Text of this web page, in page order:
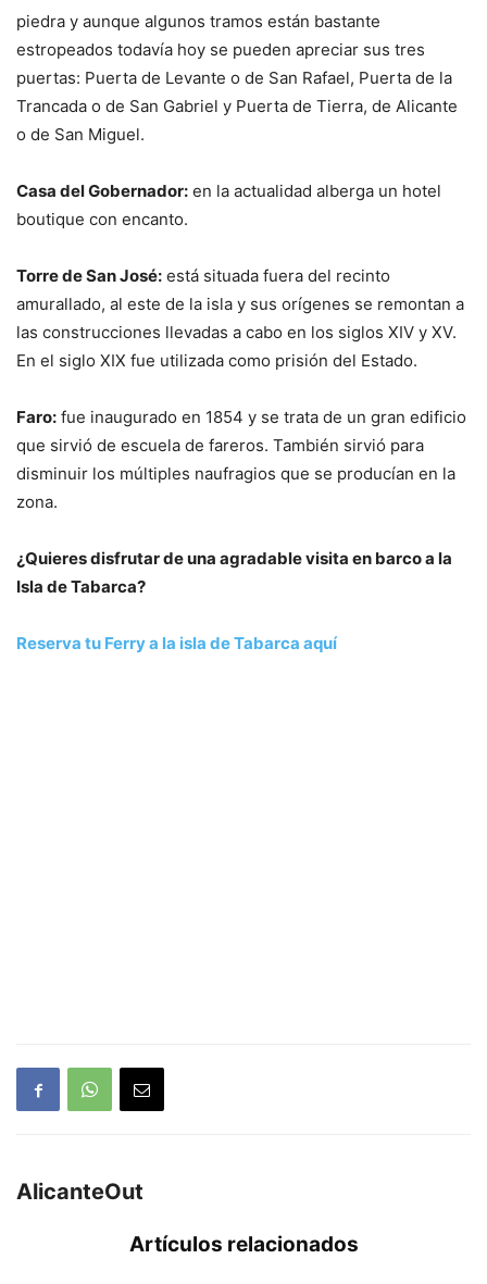
piedra y aunque algunos tramos están bastante
estropeados todavía hoy se pueden apreciar sus tres
puertas: Puerta de Levante o de San Rafael, Puerta de la
Trancada o de San Gabriel y Puerta de Tierra, de Alicante
o de San Miguel.
Casa del Gobernador: en la actualidad alberga un hotel
boutique con encanto.
Torre de San José: está situada fuera del recinto
amurallado, al este de la isla y sus orígenes se remontan a
las construcciones llevadas a cabo en los siglos XIV y XV.
En el siglo XIX fue utilizada como prisión del Estado.
Faro: fue inaugurado en 1854 y se trata de un gran edificio
que sirvió de escuela de fareros. También sirvió para
disminuir los múltiples naufragios que se producían en la
zona.
¿Quieres disfrutar de una agradable visita en barco a la
Isla de Tabarca?
Reserva tu Ferry a la isla de Tabarca aquí
AlicanteOut
Artículos relacionados